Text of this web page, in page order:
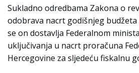
Sukladno odredbama Zakona o
odobrava nacrt godišnjeg
se on dostavlja Federalnom
uključivanja u nacrt proračuna
Hercegovine za sljedeću fiskalnu